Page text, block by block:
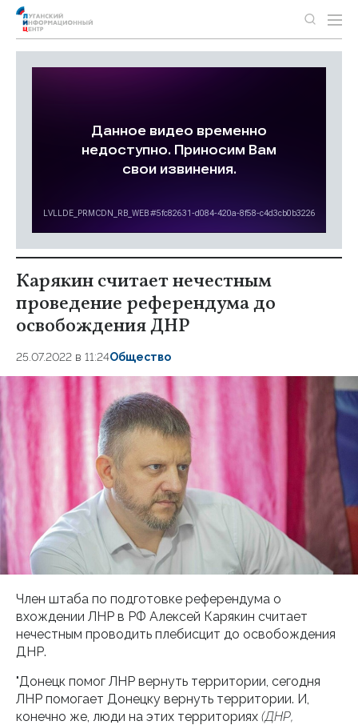
Карякин считает нечестным
проведение референдума до
освобождения ДНР
25.07.2022 в 11:24Общество
Член штаба по подготовке референдума о
вхождении ЛНР в РФ Алексей Карякин считает
нечестным проводить плебисцит до освобождения
ДНР.
"Донецк помог ЛНР вернуть территории, сегодня
ЛНР помогает Донецку вернуть территории. И,
конечно же, люди на этих территориях (ДНР,